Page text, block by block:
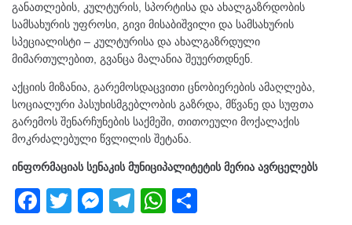
განათლების, კულტურის, სპორტისა და ახალგაზრდობის
სამსახურის უფროსი, გივი მისაბიშვილი და სამსახურის
სპეციალისტი – კულტურისა და ახალგაზრდული
მიმართულებით, გვანცა მალანია შეუერთდნენ.
აქციის მიზანია, გარემოსდაცვითი ცნობიერების ამაღლება,
სოციალური პასუხისმგებლობის გაზრდა, მწვანე და სუფთა
გარემოს შენარჩუნების საქმეში, თითოეული მოქალაქის
მოკრძალებული წვლილის შეტანა.
ინფორმაციას სენაკის მუნიციპალიტეტის მერია ავრცელებს
F
T
M
T
W